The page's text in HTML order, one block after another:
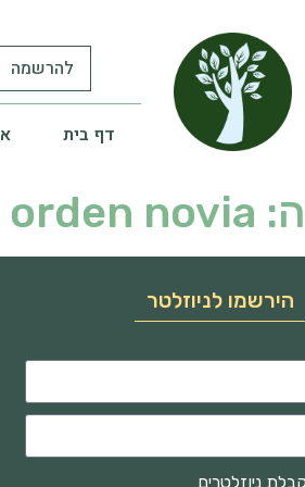
להרשמה
דף בית
novia
הירשמו לניוזלטר
ניוזלטרים